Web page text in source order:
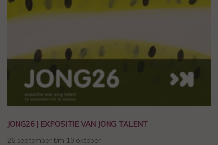
JONG26 | EXPOSITIE VAN JONG TALENT
26 september t/m 10 oktober